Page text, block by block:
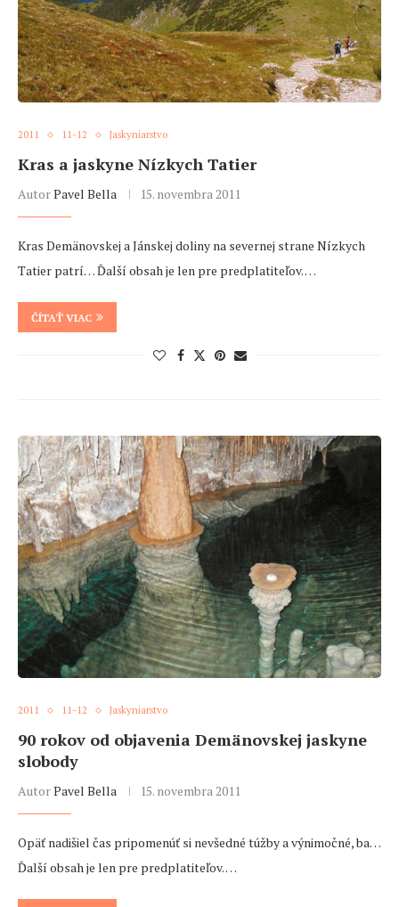
2011 11-12 Jaskyniarstvo
Kras a jaskyne Nízkych Tatier
AutorPavel Bella 15. novembra 2011
Kras Demänovskej a Jánskej doliny na severnej strane Nízkych
Tatier patrí… Ďalší obsah je len pre predplatiteľov. …
ČÍTAŤ VIAC
2011 11-12 Jaskyniarstvo
90 rokov od objavenia Demänovskej jaskyne
slobody
AutorPavel Bella 15. novembra 2011
Opäť nadišiel čas pripomenúť si nevšedné túžby a výnimočné, ba…
Ďalší obsah je len pre predplatiteľov. …